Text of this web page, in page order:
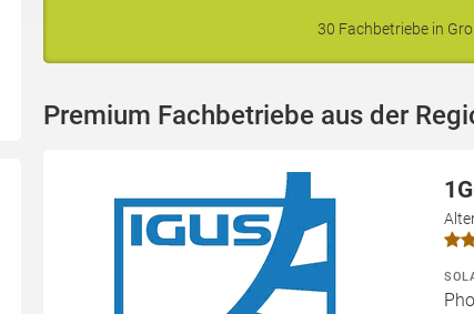
30 Fachbetriebe in
Premium Fachbetriebe aus der